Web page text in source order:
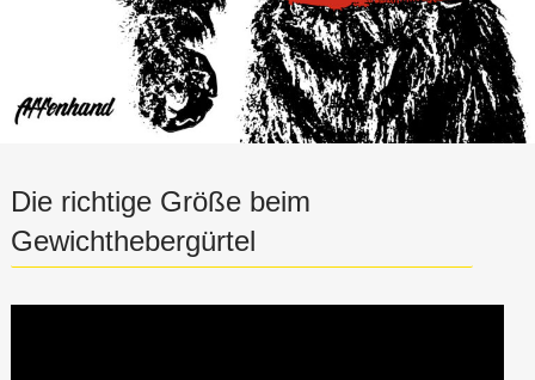
Die richtige Größe beim
Gewichthebergürtel